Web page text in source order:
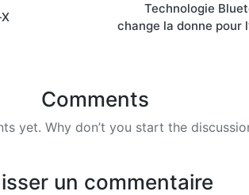
Technologie
change la donne pour
Comments
yet. Why don’t you start the
un commentaire